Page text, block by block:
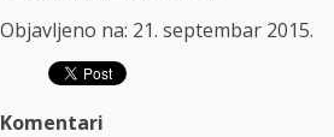
Objavljeno na: 21. septembar 2015.
Komentari